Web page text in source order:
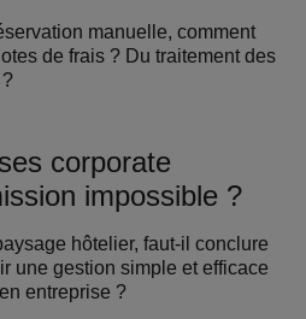
manuelle, comment
de frais ? Du traitement des
corporate
impossible ?
hôtelier, faut-il conclure
une gestion simple et efficace
entreprise ?